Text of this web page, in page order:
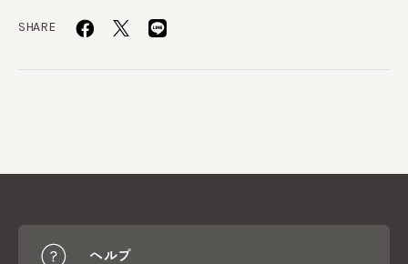
SHARE
ヘルプ